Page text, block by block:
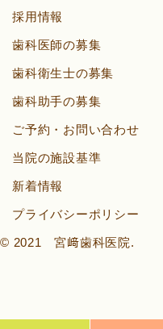
採用情報
歯科医師の募集
歯科衛生士の募集
歯科助手の募集
ご予約・お問い合わせ
当院の施設基準
新着情報
プライバシーポリシー
© 2021 宮﨑歯科医院.